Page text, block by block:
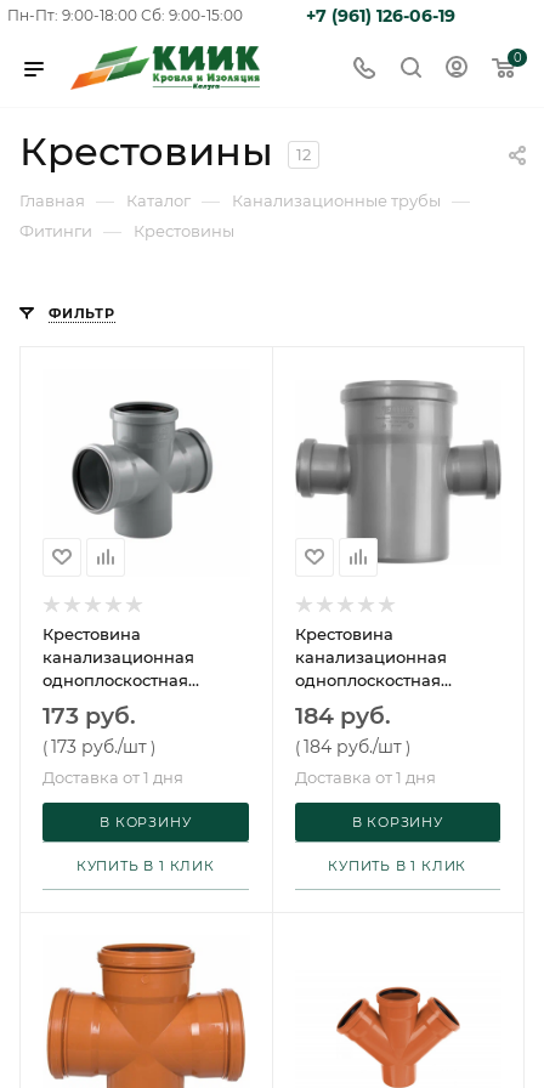
Пн-Пт: 9:00-18:00 Сб: 9:00-15:00 +7 (961) 126-06-19
0
Крестовины 12
Главная — Каталог — Канализационные трубы —
Фитинги — Крестовины
ФИЛЬТР
Крестовина
канализационная
одноплоскостная
110/110/110х87° ПП
173 руб.
(173 руб./шт)
Доставка от 1 дня
В КОРЗИНУ
КУПИТЬ В 1 КЛИК
Крестовина
канализационная
одноплоскостная
110/50/50х87° ПП
184 руб.
(184 руб./шт )
Доставка от 1 дня
В КОРЗИНУ
КУПИТЬ В 1 КЛИК